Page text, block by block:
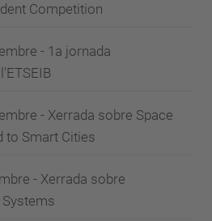
Competition
- 1a jornada
- Xerrada sobre Space
to Smart Cities
- Xerrada sobre